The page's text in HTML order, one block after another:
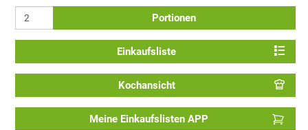
Portionen
Einkaufsliste
Kochansicht
Meine Einkaufslisten APP